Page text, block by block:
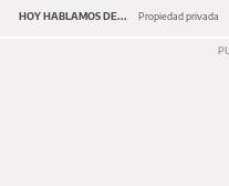
HOY HABLAMOS DE... Propiedad privada